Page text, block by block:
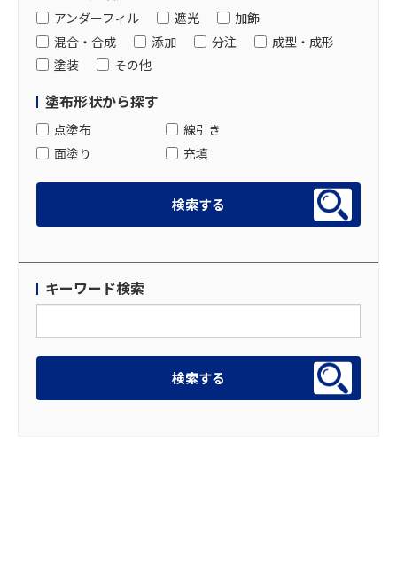
アンダーフィル
遮光
加飾
混合・合成
添加 分注
成型・成形
塗装
その他
塗布形状から探す
点塗布
線引き
面塗り
充填
キーワード検索